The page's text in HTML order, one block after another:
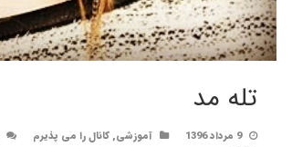
تله مد
9 مرداد 1396 آموزشی,کانال را می پذیرم